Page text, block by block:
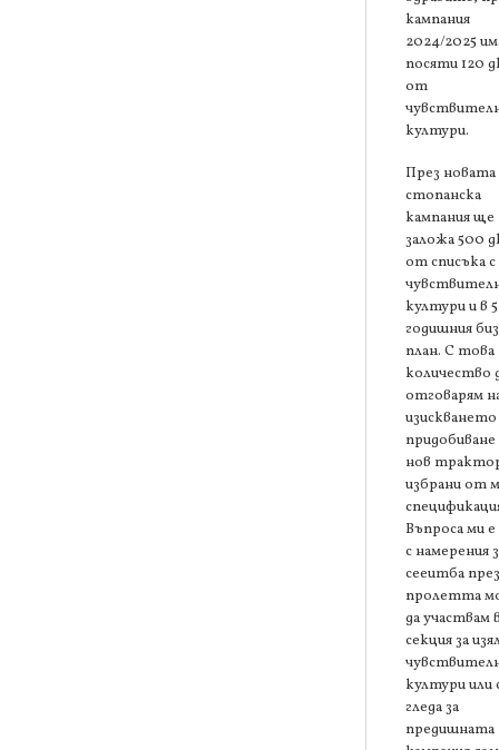
кампания
2024/2025
посяти 120
от
култури.
През новата
стопанска
кампания ще
заложа 500
от списъка с
култури и в 5
годишния
план. С това
количество
отговарям
изискването
придобиване
нов
избрани от
Въпроса ми е
с намерения
сееитба през
пролетта
да участвам
секция за
култури или
гледа за
предишната